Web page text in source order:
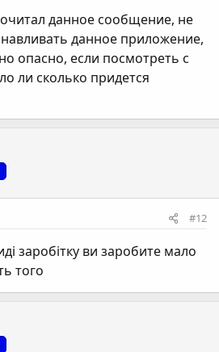
данное сообщение, не
данное приложение,
опасно, если посмотреть с
ли сколько придется
#12
заробітку ви заробите мало
того